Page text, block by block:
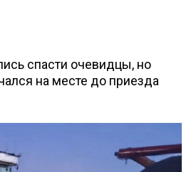
спасти очевидцы, но
на месте до приезда